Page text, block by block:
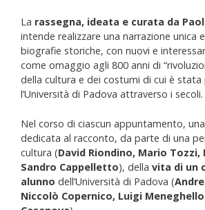
La rassegna, ideata e curata da
intende realizzare una narrazione unica
biografie storiche, con nuovi e
come omaggio agli 800 anni di
della cultura e dei costumi di cui è
l’Università di Padova attraverso i secoli.
Nel corso di ciascun appuntamento,
dedicata al racconto, da parte di una
cultura (David Riondino, Mario Tozzi,
Sandro Cappelletto), della vita di un
alunno dell’Università di Padova (
Niccolò Copernico, Luigi